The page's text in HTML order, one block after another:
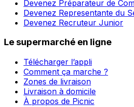
Devenez Préparateur de
Devenez Representante du
Devenez Recruteur Junior
Le supermarché en ligne
Télécharger l’appli
Comment ça marche ?
Zones de livraison
Livraison à domicile
À propos de Picnic